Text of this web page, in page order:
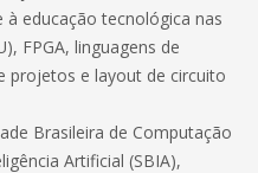
educação tecnológica nas
FPGA, linguagens de
projetos e layout de circuito
Brasileira de Computação
Artificial (SBIA),